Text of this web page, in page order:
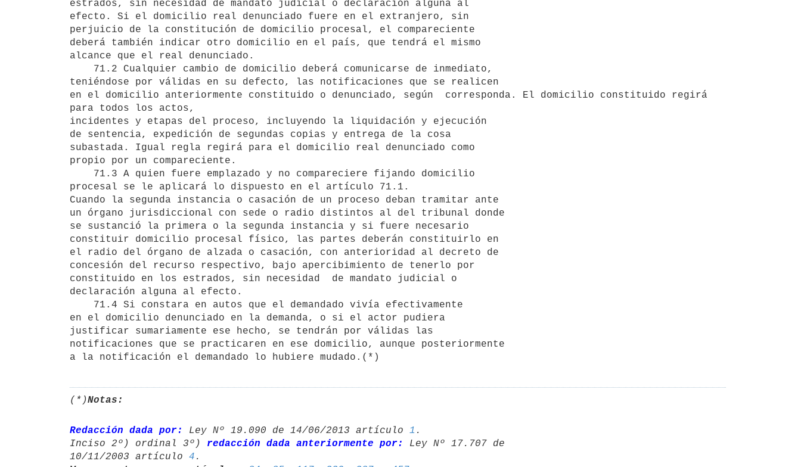
estrados, sin necesidad de mandato judicial o declaración alguna al
efecto. Si el domicilio real denunciado fuere en el extranjero, sin
perjuicio de la constitución de domicilio procesal, el compareciente
deberá también indicar otro domicilio en el país, que tendrá el mismo
alcance que el real denunciado.
teniéndose por válidas en su defecto, las notificaciones que se realicen
en el domicilio anteriormente constituido o denunciado, según  corresponda. El domicilio constituido regirá
para todos los actos,
incidentes y etapas del proceso, incluyendo la liquidación y ejecución
de sentencia, expedición de segundas copias y entrega de la cosa
subastada. Igual regla regirá para el domicilio real denunciado como
propio por un compareciente.
procesal se le aplicará lo dispuesto en el artículo 71.1.
Cuando la segunda instancia o casación de un proceso deban tramitar ante
un órgano jurisdiccional con sede o radio distintos al del tribunal donde
se sustanció la primera o la segunda instancia y si fuere necesario
constituir domicilio procesal físico, las partes deberán constituirlo en
el radio del órgano de alzada o casación, con anterioridad al decreto de
concesión del recurso respectivo, bajo apercibimiento de tenerlo por
constituido en los estrados, sin necesidad  de mandato judicial o
declaración alguna al efecto.
en el domicilio denunciado en la demanda, o si el actor pudiera
justificar sumariamente ese hecho, se tendrán por válidas las
notificaciones que se practicaren en ese domicilio, aunque posteriormente
a la notificación el demandado lo hubiere mudado.(*)
(*)Notas:
Redacción dada por: Ley Nº 19.090 de 14/06/2013 artículo 1 .
Inciso 2º) ordinal 3º) redacción dada anteriormente por:
Ley Nº 17.707 de
10/11/2003 artículo 4